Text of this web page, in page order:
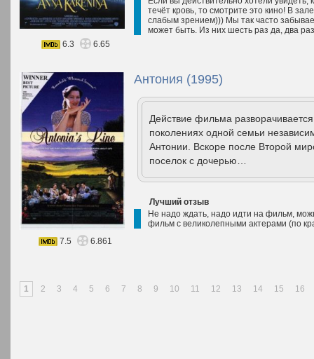
течёт кровь, то смотрите это кино! В
слабым зрением))) Мы так часто
может быть. Из них шесть раз да, два
6.3
6.65
Антония (1995)
Действие фильма
поколениях одной семьи
Антонии. Вскоре после Второй
поселок с дочерью…
Лучший отзыв
Не надо ждать, надо идти на фильм,
фильм с великолепными актерами (по
7.5
6.861
1 2 3 4 5 6 7 8 9 10 11 12 13 14 15 16